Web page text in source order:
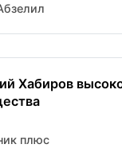
Хабиров
плюс